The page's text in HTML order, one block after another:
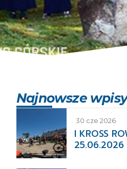
Najnowsze wpisy
30 cze 2026
I KROSS
25.06.2026